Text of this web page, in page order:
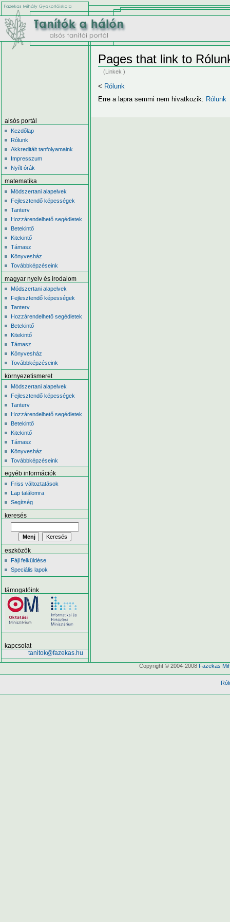
Pages that link to
(Linkek )
< Rólunk
Erre a lapra semmi nem hivatkozik: Rólunk
alsós portál
Kezdőlap
Rólunk
Akkreditált tanfolyamaink
Impresszum
Nyílt órák
matematika
Módszertani alapelvek
Fejlesztendő képességek
Tanterv
Hozzárendelhető segédletek
Betekintő
Kitekintő
Támasz
Könyvesház
Továbbképzéseink
magyar nyelv és irodalom
Módszertani alapelvek
Fejlesztendő képességek
Tanterv
Hozzárendelhető segédletek
Betekintő
Kitekintő
Támasz
Könyvesház
Továbbképzéseink
környezetismeret
Módszertani alapelvek
Fejlesztendő képességek
Tanterv
Hozzárendelhető segédletek
Betekintő
Kitekintő
Támasz
Könyvesház
Továbbképzéseink
egyéb információk
Friss változtatások
Lap találomra
Segítség
keresés
eszközök
Fájl felküldése
Speciális lapok
támogatóink
kapcsolat
tanitok@fazekas.hu
Copyright © 2004-2008 Fazekas